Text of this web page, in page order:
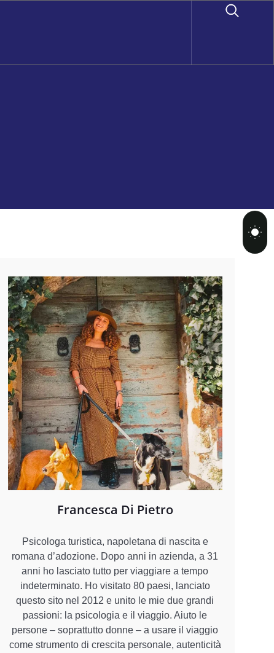
Francesca Di Pietro
Psicologa turistica, napoletana di nascita e
romana d’adozione. Dopo anni in azienda, a 31
anni ho lasciato tutto per viaggiare a tempo
indeterminato. Ho visitato 80 paesi, lanciato
questo sito nel 2012 e unito le mie due grandi
passioni: la psicologia e il viaggio. Aiuto le
persone – soprattutto donne – a usare il viaggio
come strumento di crescita personale, autenticità